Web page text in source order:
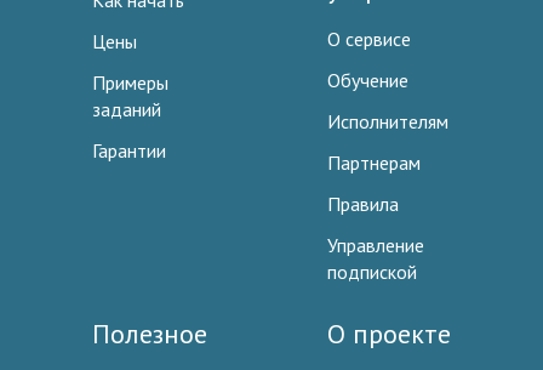
Цены
Примеры
заданий
Гарантии
О сервисе
Обучение
Исполнителям
Партнерам
Правила
Управление
подпиской
Полезное О проекте